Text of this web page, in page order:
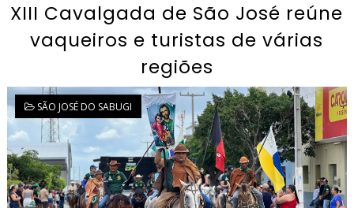
XIII Cavalgada de São José reúne
vaqueiros e turistas de várias
regiões
SÃO JOSÉ DO SABUGI